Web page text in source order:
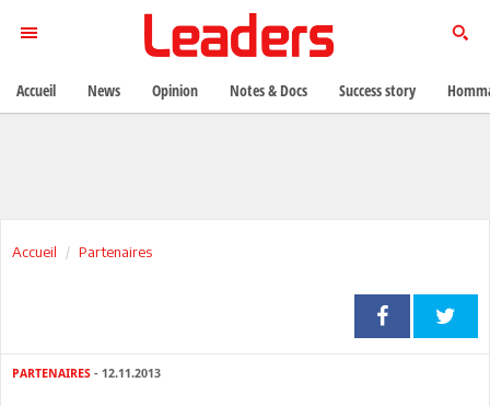
Accueil Partenaires
PARTENAIRES - 12.11.2013
Accueil News Opinion Notes & Docs Success story